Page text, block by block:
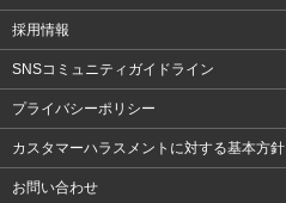
採用情報
SNSコミュニティガイドライン
プライバシーポリシー
カスタマーハラスメントに対する基本方針
お問い合わせ